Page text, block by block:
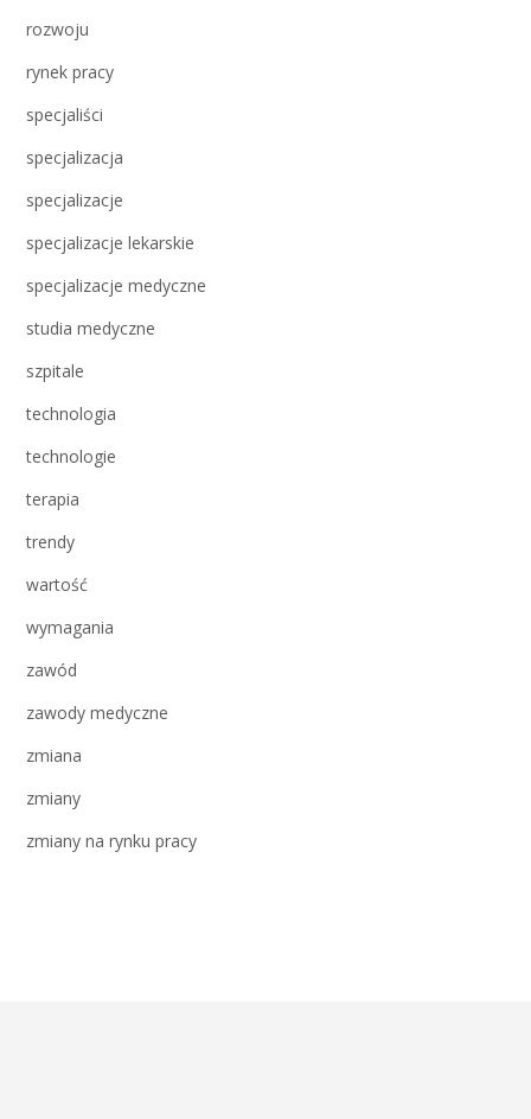
rozwoju
rynek pracy
specjaliści
specjalizacja
specjalizacje
specjalizacje lekarskie
specjalizacje medyczne
studia medyczne
szpitale
technologia
technologie
terapia
trendy
wartość
wymagania
zawód
zawody medyczne
zmiana
zmiany
zmiany na rynku pracy